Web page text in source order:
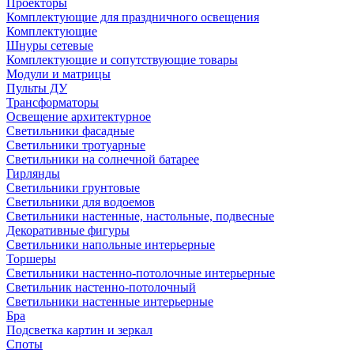
Проекторы
Комплектующие для праздничного освещения
Комплектующие
Шнуры сетевые
Комплектующие и сопутствующие товары
Модули и матрицы
Пульты ДУ
Трансформаторы
Освещение архитектурное
Светильники фасадные
Светильники тротуарные
Светильники на солнечной батарее
Гирлянды
Светильники грунтовые
Светильники для водоемов
Светильники настенные, настольные, подвесные
Декоративные фигуры
Светильники напольные интерьерные
Торшеры
Светильники настенно-потолочные интерьерные
Светильник настенно-потолочный
Светильники настенные интерьерные
Бра
Подсветка картин и зеркал
Споты